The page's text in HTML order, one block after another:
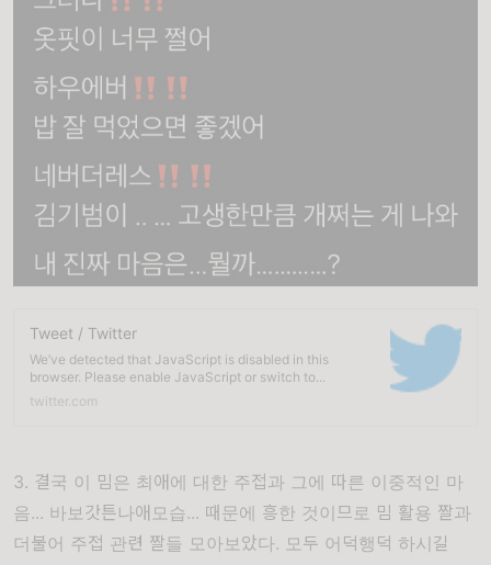
Tweet / Twitter
We’ve detected that JavaScript is disabled in this
browser. Please enable JavaScript or switch to...
twitter.com
3. 결국 이 밈은 최애에 대한 주접과 그에 따른 이중적인 마
음... 바보갓튼나애모습... 때문에 흥한 것이므로 밈 활용 짤과
더불어 주접 관련 짤들 모아보았다. 모두 어덕행덕 하시길